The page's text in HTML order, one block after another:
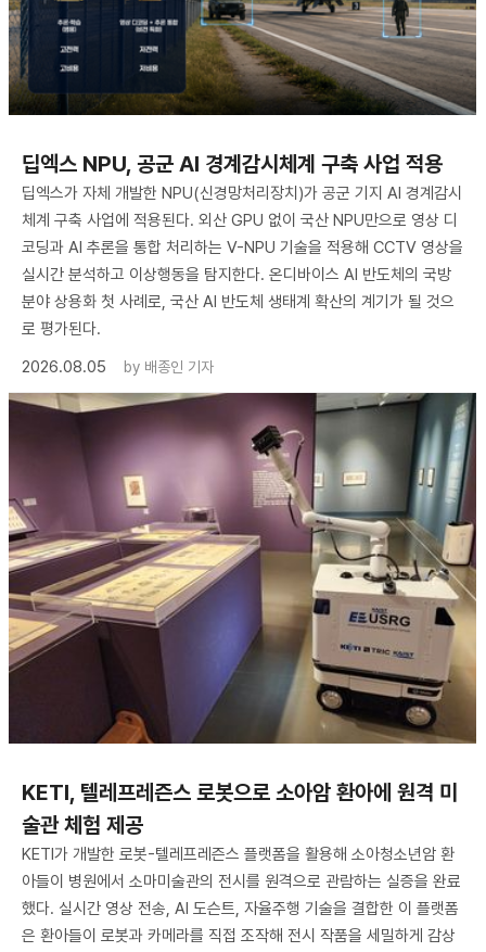
딥엑스 NPU, 공군 AI 경계감시체계 구축 사업 적용
딥엑스가 자체 개발한 NPU(신경망처리장치)가 공군 기지 AI 경계감시
체계 구축 사업에 적용된다. 외산 GPU 없이 국산 NPU만으로 영상 디
코딩과 AI 추론을 통합 처리하는 V-NPU 기술을 적용해 CCTV 영상을
실시간 분석하고 이상행동을 탐지한다. 온디바이스 AI 반도체의 국방
분야 상용화 첫 사례로, 국산 AI 반도체 생태계 확산의 계기가 될 것으
로 평가된다.
2026.08.05
by 배종인 기자
KETI, 텔레프레즌스 로봇으로 소아암 환아에 원격 미
술관 체험 제공
KETI가 개발한 로봇-텔레프레즌스 플랫폼을 활용해 소아청소년암 환
아들이 병원에서 소마미술관의 전시를 원격으로 관람하는 실증을 완료
했다. 실시간 영상 전송, AI 도슨트, 자율주행 기술을 결합한 이 플랫폼
은 환아들이 로봇과 카메라를 직접 조작해 전시 작품을 세밀하게 감상